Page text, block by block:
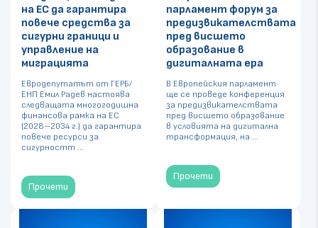
на ЕС да гарантира
повече средства за
сигурни граници и
управление на
миграцията
Евродепутатът от ГЕРБ/
ЕНП Емил Радев настоява
следващата многогодишна
финансова рамка на ЕС
(2028–2034 г.) да гарантира
повече ресурси за
сигурностт ...
Прочети
парламент форум за
предизвикателствата
пред висшето
образование в
дигиталната ера
В Европейския парламент
ще се проведе конференция
за предизвикателствата
пред висшето образование
в условията на дигитална
трансформация, на ...
Прочети